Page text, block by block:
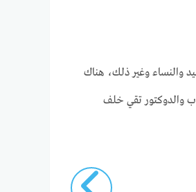
والنساء وغير ذلك، هناك
والدوكتور تقي خلف